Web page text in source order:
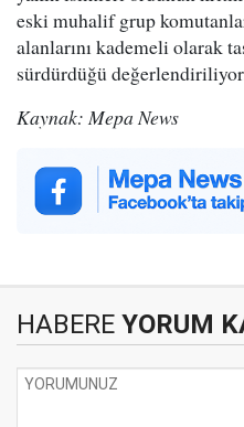
eski muhalif grup
alanlarını kademeli olarak
sürdürdüğü
Kaynak: Mepa News
HABERE YORUM